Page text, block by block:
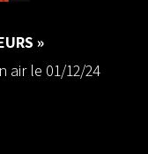
»
air le 01/12/24